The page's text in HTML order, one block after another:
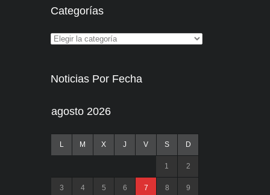
Categorías
Noticias Por Fecha
agosto 2026
L M X J V S D
1 2
3 4 5 6 7 8 9